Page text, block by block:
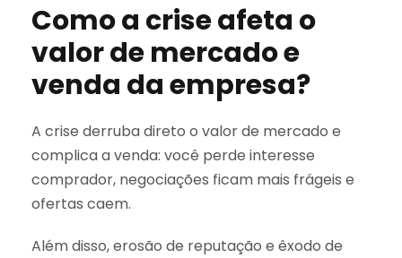
Como a crise afeta o
valor de mercado e
venda da empresa?
A crise derruba direto o valor de mercado e
complica a venda: você perde interesse
comprador, negociações ficam mais frágeis e
ofertas caem.
Além disso, erosão de reputação e êxodo de